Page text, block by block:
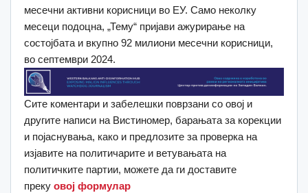
месечни активни корисници во ЕУ. Само неколку
месеци подоцна, „Тему“ пријави ажурирање на
состојбата и вкупно 92 милиони месечни корисници,
во септември 2024.
Сите коментари и забелешки поврзани со овој и
другите написи на Вистиномер, барањата за корекции
и појаснувања, како и предлозите за проверка на
изјавите на политичарите и ветувањата на
политичките партии, можете да ги доставите
преку овој формулар